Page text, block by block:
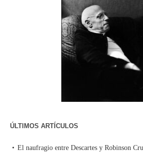
ÚLTIMOS ARTÍCULOS
El naufragio entre Descartes y Robinson